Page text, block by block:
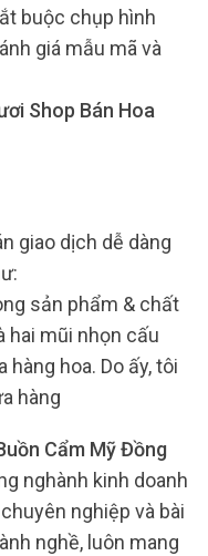
buộc chụp hình
giá mẫu mã và
Shop Bán Hoa
giao dịch dễ dàng
sản phẩm & chất
hai mũi nhọn cấu
hoa. Do ấy, tôi
hàng
Cẩm Mỹ Đồng
nghành kinh doanh
nghiệp và bài
nghề, luôn mang